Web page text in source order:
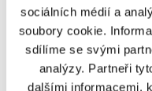
sociálních médií a
soubory cookie.
sdílíme se svými
analýzy. Partneři
dalšími informacemi,